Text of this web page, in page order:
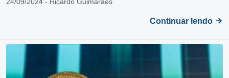
Continuar lendo